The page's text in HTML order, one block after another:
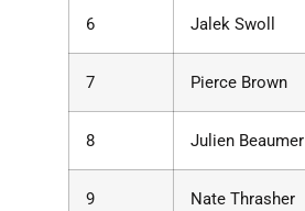
6 Jalek Swoll
7 Pierce Brown
8 Julien Beaumer
9 Nate Thrasher